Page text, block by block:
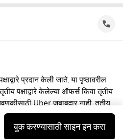
प्रदान केली जाते. या पृष्ठावरील
पक्षाद्वारे केलेल्या ऑफर्स किंवा तृतीय
Uber जबाबदार नाही. तृतीय
थेट करार करता, ज्यासाठी Uber हा
पक्षाशी थेट संपर्क साधा.
बुक करण्यासाठी साइन इन करा